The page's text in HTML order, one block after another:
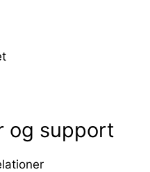
og support